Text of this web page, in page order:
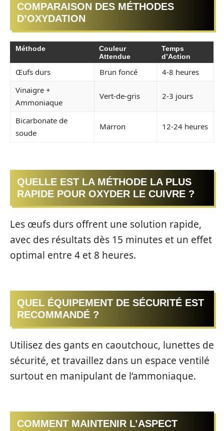
COMPARAISON DES MÉTHODES
D’OXYDATION
Méthode
Couleur
Attendue
Temps
d’Action
Œufs durs Brun foncé
4-8 heures
Vinaigre +
Ammoniaque
Vert-de-gris 2-3 jours
Bicarbonate de
soude
Marron 12-24 heures
QUELLE EST LA MÉTHODE LA PLUS
RAPIDE POUR OXYDER LE CUIVRE ?
Les œufs durs offrent une solution rapide,
avec des résultats dès 15 minutes et un effet
optimal entre 4 et 8 heures.
QUEL ÉQUIPEMENT DE SÉCURITÉ EST
RECOMMANDÉ ?
Utilisez des gants en caoutchouc, lunettes de
sécurité, et travaillez dans un espace ventilé
surtout en manipulant de l’ammoniaque.
COMMENT MAINTENIR L’ASPECT